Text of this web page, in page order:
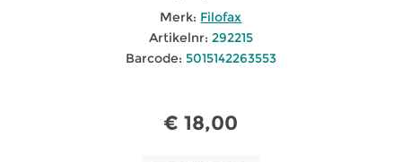
Merk: Filofax
Artikelnr: 292215
Barcode: 5015142263553
€ 18,00